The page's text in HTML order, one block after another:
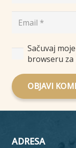
Sačuvaj
browseru za
OBJAVI
ADRESA